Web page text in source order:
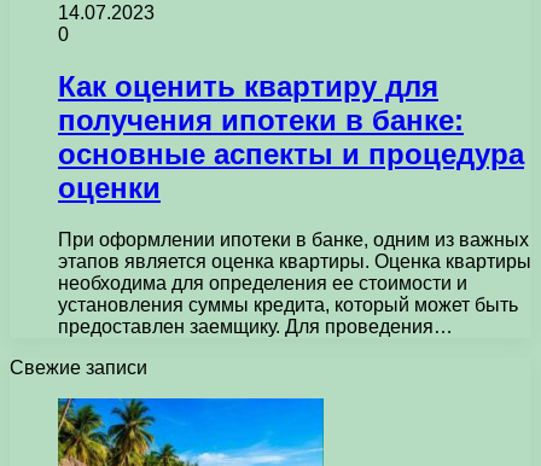
14.07.2023
0
Как оценить квартиру для
получения ипотеки в банке:
основные аспекты и процедура
оценки
При оформлении ипотеки в банке, одним из важных
этапов является оценка квартиры. Оценка квартиры
необходима для определения ее стоимости и
установления суммы кредита, который может быть
предоставлен заемщику. Для проведения…
Свежие записи